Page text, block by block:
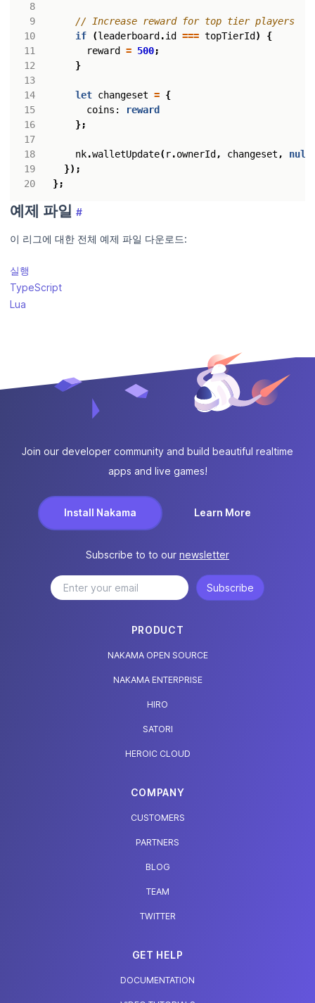
8
9
10
13
14
15
16
17
18
19
20
if
(leaderboard .id === topTierId )
{
reward
= 500;
}
let changeset = {
coins :
reward
};
nk.walletUpdate(r.ownerId , changeset , null
});
};
예제 파일 #
이 리그에 대한 전체 예제 파일 다운로드:
실행
TypeScript
Lua
Join our developer community and build beautiful realtime
apps and live games!
Install Nakama Learn More
Subscribe to to our newsletter
Subscribe
PRODUCT
NAKAMA OPEN SOURCE
NAKAMA ENTERPRISE
HIRO
SATORI
HEROIC CLOUD
COMPANY
CUSTOMERS
PARTNERS
BLOG
TEAM
TWITTER
GET HELP
DOCUMENTATION